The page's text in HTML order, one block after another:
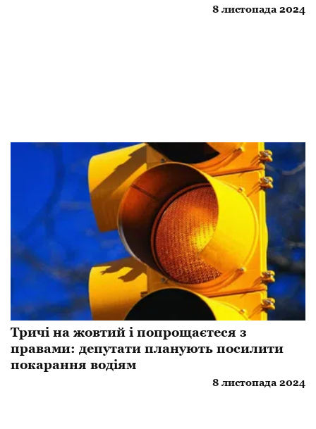
8 листопада 2024
Тричі на жовтий і попрощаєтеся з
правами: депутати планують посилити
покарання водіям
8 листопада 2024